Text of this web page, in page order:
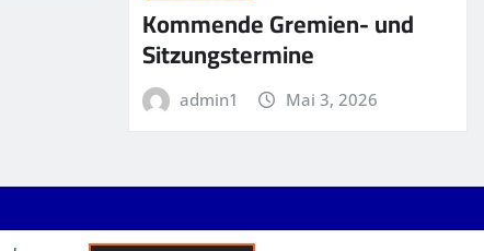
Kommende Gremien- und
Sitzungstermine
admin1 Mai 3, 2026